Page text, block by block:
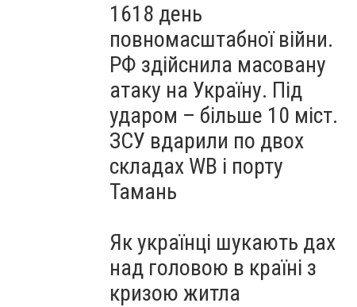
1618 день
повномасштабної війни.
РФ здійснила масовану
атаку на Україну. Під
ударом – більше 10 міст.
ЗСУ вдарили по двох
складах WB і порту
Тамань
Як українці шукають дах
над головою в країні з
кризою житла